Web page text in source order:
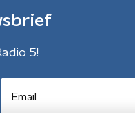
5!